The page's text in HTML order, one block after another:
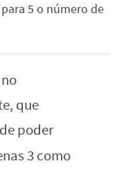
5 o número de
que
poder
3 como